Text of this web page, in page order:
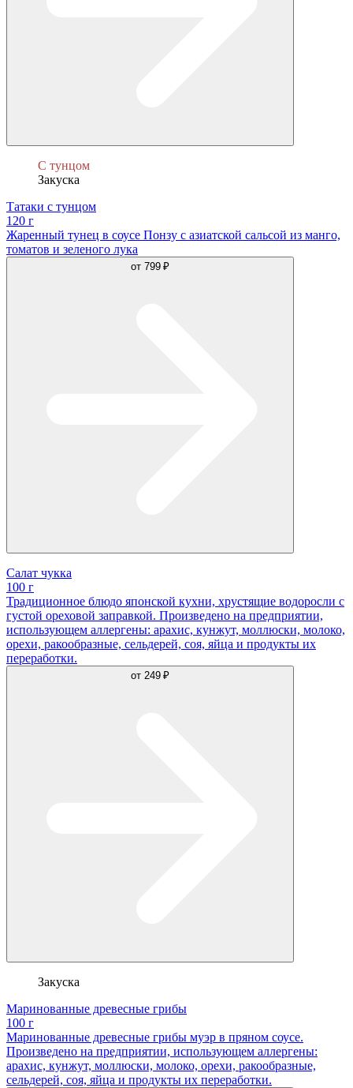
С тунцом
Закуска
Татаки с тунцом
120 г
Жаренный тунец в соусе Понзу с азиатской сальсой из манго,
томатов и зеленого лука
от 799 ₽
Салат чукка
100 г
Традиционное блюдо японской кухни, хрустящие водоросли с
густой ореховой заправкой. Произведено на предприятии,
использующем аллергены: арахис, кунжут, моллюски, молоко,
орехи, ракообразные, сельдерей, соя, яйца и продукты их
переработки.
от 249 ₽
Закуска
Маринованные древесные грибы
100 г
Маринованные древесные грибы муэр в пряном соусе.
Произведено на предприятии, использующем аллергены:
арахис, кунжут, моллюски, молоко, орехи, ракообразные,
сельдерей, соя, яйца и продукты их переработки.